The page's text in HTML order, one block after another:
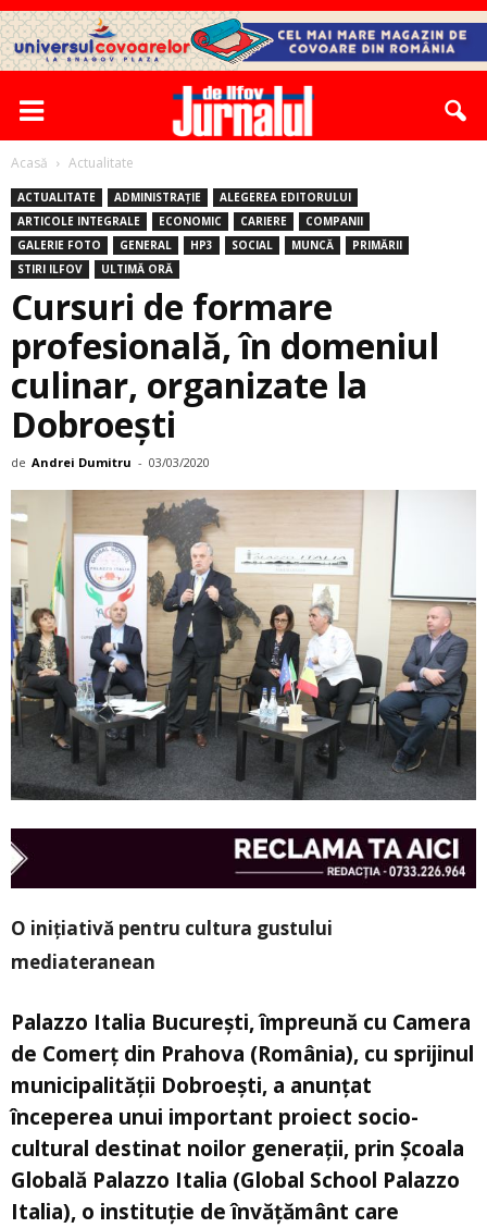
Acasă Actualitate
ACTUALITATE ADMINISTRAȚIE
ALEGEREA EDITORULUI
ARTICOLE INTEGRALE
ECONOMIC CARIERE
COMPANII
GALERIE FOTO
GENERAL HP3 SOCIAL MUNCĂ
PRIMĂRII
STIRI ILFOV
ULTIMĂ ORĂ
Cursuri de formare
profesională, în domeniul
culinar, organizate la
Dobroeşti
de Andrei Dumitru - 03/03/2020
O inițiativă pentru cultura gustului
mediateranean
Palazzo Italia București, împreună cu Camera
de Comerț din Prahova (România), cu sprijinul
municipalității Dobroești, a anunțat
începerea unui important proiect socio-
cultural destinat noilor generații, prin Școala
Globală Palazzo Italia (Global School Palazzo
Italia), o instituție de învățământ care